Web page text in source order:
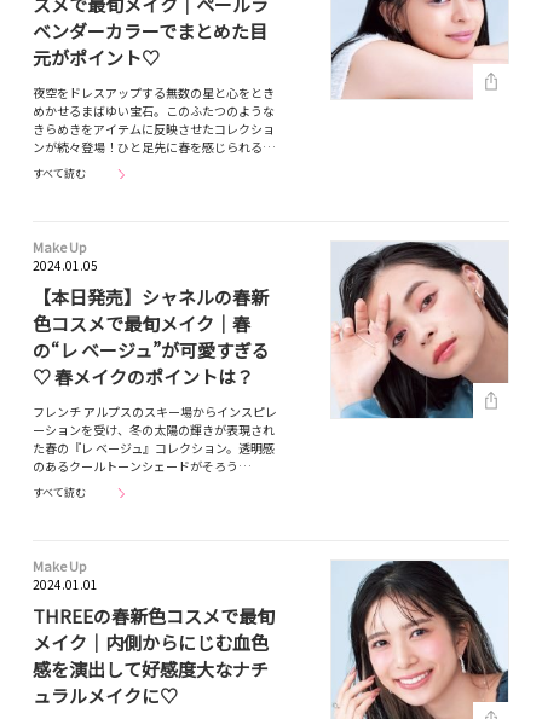
ベンダーカラーでまとめた目
元がポイント♡
夜空をドレスアップする無数の星と心をとき
めかせるまばゆい宝石。このふたつのような
きらめきをアイテムに反映させたコレクショ
ンが続々登場！ひと足先に春を感じられる…
すべて読む
Make Up
2024.01.05
【本日発売】シャネルの春新
色コスメで最旬メイク｜春
の“レ ベージュ”が可愛すぎる
♡ 春メイクのポイントは？
フレンチ アルプスのスキー場からインスピレ
ーションを受け、冬の太陽の輝きが表現され
た春の『レ ベージュ』コレクション。透明感
のあるクールトーンシェードがそろう…
すべて読む
Make Up
2024.01.01
THREEの春新色コスメで最旬
メイク｜内側からにじむ血色
感を演出して好感度大なナチ
ュラルメイクに♡